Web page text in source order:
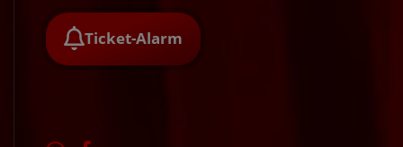
Ticket-Alarm